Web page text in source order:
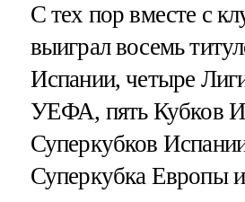
С теx пор вместе с
выиграл восемь
Испании, четыре
УЕФА, пять Кубков
Суперкубков
Суперкубка Европы